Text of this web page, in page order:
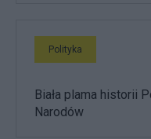
Polityka
Biała plama historii
Narodów